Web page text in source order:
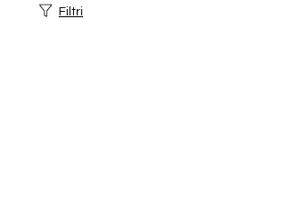
Filtri